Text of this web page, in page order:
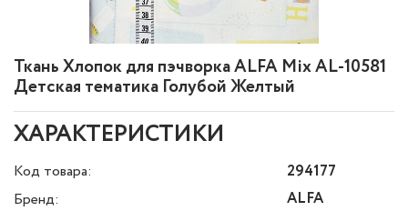
Ткань Хлопок для пэчворка ALFA Mix AL-10581
Детская тематика Голубой Желтый
ХАРАКТЕРИСТИКИ
Код товара:
294177
Бренд:
ALFA